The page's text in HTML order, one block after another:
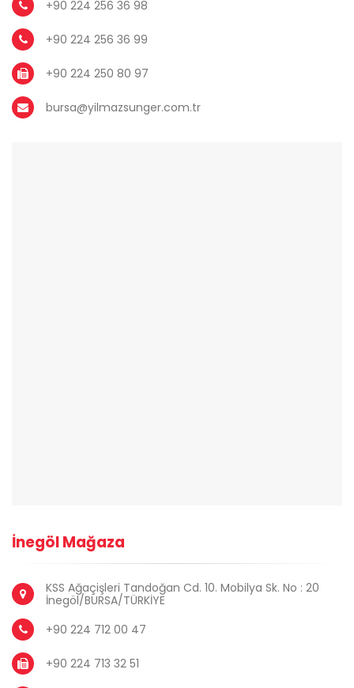
+90 224 256 36 98
+90 224 256 36 99
+90 224 250 80 97
bursa@yilmazsunger.com.tr
İnegöl Mağaza
KSS Ağaçişleri Tandoğan Cd. 10. Mobilya Sk. No : 20
İnegöl/BURSA/TÜRKİYE
+90 224 712 00 47
+90 224 713 32 51